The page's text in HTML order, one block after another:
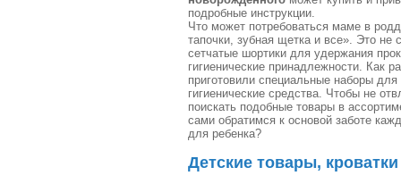
подробные инструкции.
Что может потребоваться маме в
тапочки, зубная щетка и все». Это не
сетчатые шортики для удержания
гигиенические принадлежности. Как
приготовили специальные наборы
гигиенические средства. Чтобы не
поискать подобные товары в
сами обратимся к основой заботе
для ребенка?
Детские товары, кроватки